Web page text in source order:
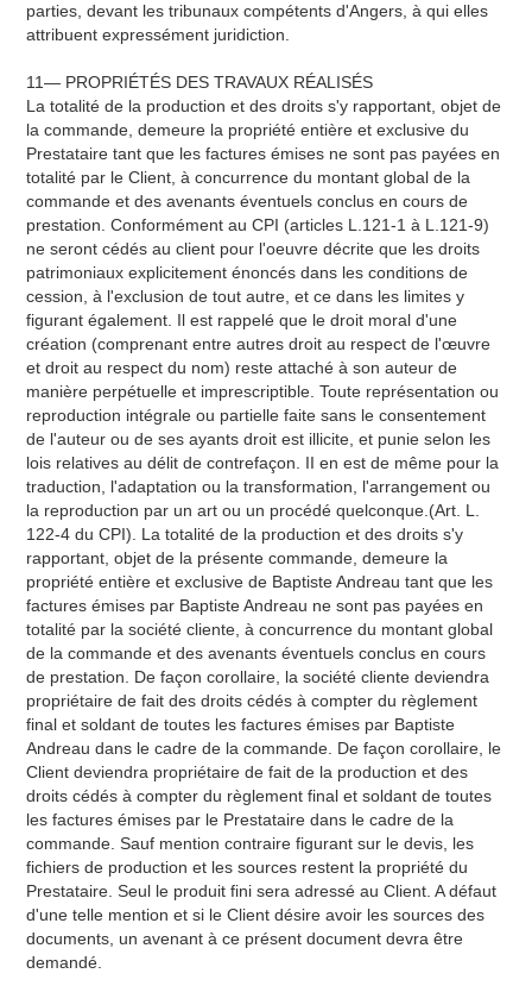
parties, devant les tribunaux compétents d'Angers, à qui elles
attribuent expressément juridiction.
11— PROPRIÉTÉS DES TRAVAUX RÉALISÉS
La totalité de la production et des droits s'y rapportant, objet de
la commande, demeure la propriété entière et exclusive du
Prestataire tant que les factures émises ne sont pas payées en
totalité par le Client, à concurrence du montant global de la
commande et des avenants éventuels conclus en cours de
prestation. Conformément au CPI (articles L.121-1 à L.121-9)
ne seront cédés au client pour l'oeuvre décrite que les droits
patrimoniaux explicitement énoncés dans les conditions de
cession, à l'exclusion de tout autre, et ce dans les limites y
figurant également. Il est rappelé que le droit moral d'une
création (comprenant entre autres droit au respect de l'œuvre
et droit au respect du nom) reste attaché à son auteur de
manière perpétuelle et imprescriptible. Toute représentation ou
reproduction intégrale ou partielle faite sans le consentement
de l'auteur ou de ses ayants droit est illicite, et punie selon les
lois relatives au délit de contrefaçon. II en est de même pour la
traduction, l'adaptation ou la transformation, l'arrangement ou
la reproduction par un art ou un procédé quelconque.(Art. L.
122-4 du CPI). La totalité de la production et des droits s'y
rapportant, objet de la présente commande, demeure la
propriété entière et exclusive de Baptiste Andreau tant que les
factures émises par Baptiste Andreau ne sont pas payées en
totalité par la société cliente, à concurrence du montant global
de la commande et des avenants éventuels conclus en cours
de prestation. De façon corollaire, la société cliente deviendra
propriétaire de fait des droits cédés à compter du règlement
final et soldant de toutes les factures émises par Baptiste
Andreau dans le cadre de la commande. De façon corollaire, le
Client deviendra propriétaire de fait de la production et des
droits cédés à compter du règlement final et soldant de toutes
les factures émises par le Prestataire dans le cadre de la
commande. Sauf mention contraire figurant sur le devis, les
fichiers de production et les sources restent la propriété du
Prestataire. Seul le produit fini sera adressé au Client. A défaut
d'une telle mention et si le Client désire avoir les sources des
documents, un avenant à ce présent document devra être
demandé.